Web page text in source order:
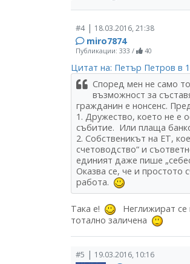
#4| 18.03.2016, 21:38
miro7874
Публикации: 333 / 40
Цитат на: Петър Петров в
Според мен не само
възможност за
гражданин е нонсенс.
1. Дружество, което не е
събитие. Или плаща
2. Собственикът на ЕТ,
счетоводство“ и
единият даже пише
Оказва се, че и простото
работа.
Така е!
Неглижират се
тотално заличена
#5 | 19.03.2016, 10:16